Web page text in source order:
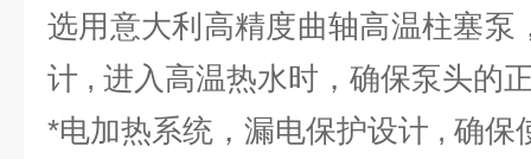
选用意大利高精度曲轴高温柱塞泵
计 , 进入高温热水时，确保泵头的
*电加热系统，漏电保护设计 , 确保